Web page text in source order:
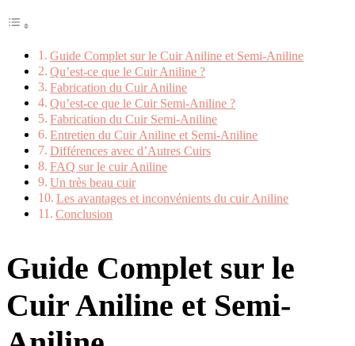
Guide Complet sur le Cuir Aniline et Semi-Aniline
Qu’est-ce que le Cuir Aniline ?
Fabrication du Cuir Aniline
Qu’est-ce que le Cuir Semi-Aniline ?
Fabrication du Cuir Semi-Aniline
Entretien du Cuir Aniline et Semi-Aniline
Différences avec d’Autres Cuirs
FAQ sur le cuir Aniline
Un très beau cuir
Les avantages et inconvénients du cuir Aniline
Conclusion
Guide Complet sur le
Cuir Aniline et Semi-